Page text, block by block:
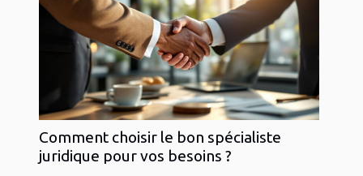
Comment choisir le bon spécialiste
juridique pour vos besoins ?